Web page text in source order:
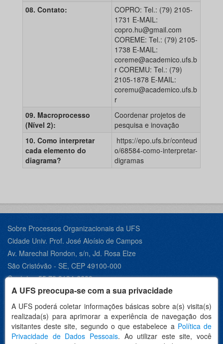
A UFS preocupa-se com a sua privacidade
A UFS poderá coletar informações básicas sobre a(s) visita(s)
realizada(s) para aprimorar a experiência de navegação dos
visitantes deste site, segundo o que estabelece a Política de
Privacidade de Dados Pessoais. Ao utilizar este site, você
08. Contato:
COPRO: Tel.: (79) 2105-
1731 E-MAIL:
copro.hu@gmail.com
COREME: Tel.: (79) 2105-
1738 E-MAIL:
coreme@academico.ufs.b
r COREMU: Tel.: (79)
2105-1878 E-MAIL:
coremu@academico.ufs.b
r
09. Macroprocesso
(Nível 2):
Coordenar projetos de
pesquisa e inovação
10. Como interpretar
cada elemento do
diagrama?
https://epo.ufs.br/conteud
o/68584-como-interpretar-
digramas
Sobre Processos Organizacionais da UFS
Cidade Univ. Prof. José Aloísio de Campos
Av. Marechal Rondon, s/n, Jd. Rosa Elze
São Cristóvão - SE, CEP 49100-000
Contato +55 79 3194-6600
Desenvolvido por: